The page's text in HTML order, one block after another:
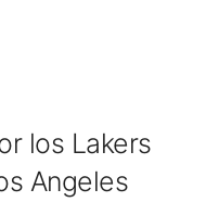
los Lakers
Angeles